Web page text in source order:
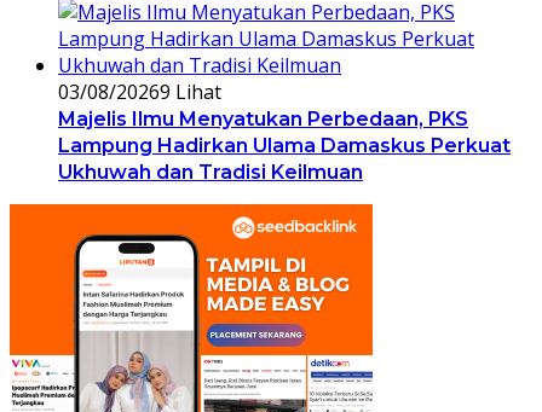
03/08/20269 Lihat
Majelis Ilmu Menyatukan Perbedaan, PKS
Lampung Hadirkan Ulama Damaskus Perkuat
Ukhuwah dan Tradisi Keilmuan